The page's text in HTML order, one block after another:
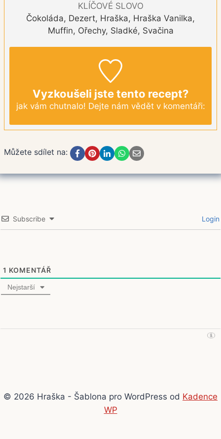
KLÍČOVÉ SLOVO
Čokoláda, Dezert, Hraška, Hraška Vanilka,
Muffin, Ořechy, Sladké, Svačina
Vyzkoušeli jste tento recept?
jak vám chutnalo! Dejte nám vědět v komentáři:
Můžete sdílet na:
Subscribe Login
1 KOMENTÁŘ
Nejstarší
© 2026 Hraška - Šablona pro WordPress od Kadence
WP